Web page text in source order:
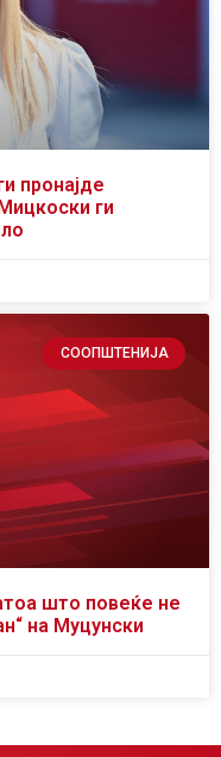
пронајде
ги
СООПШТЕНИЈА
што повеќе не
на Муцунски